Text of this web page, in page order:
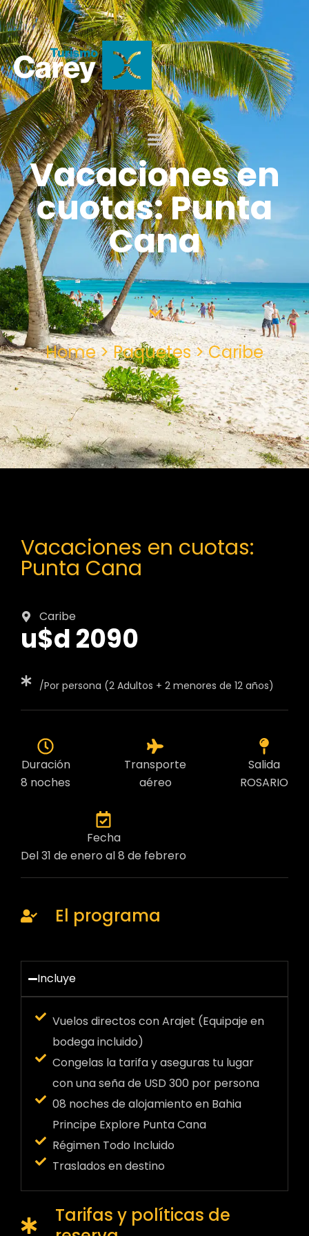
Vacaciones en
cuotas: Punta
Cana
Home > Paquetes > Caribe
Vacaciones en cuotas:
Punta Cana
Caribe
u$d 2090
/Por persona (2 Adultos + 2 menores de 12 años)
Duración
8 noches
Transporte
aéreo
Salida
ROSARIO
Fecha
Del 31 de enero al 8 de febrero
El programa
Incluye
Vuelos directos con Arajet (Equipaje en
bodega incluido)
Congelas la tarifa y aseguras tu lugar
con una seña de USD 300 por persona
08 noches de alojamiento en Bahia
Principe Explore Punta Cana
Régimen Todo Incluido
Traslados en destino
Tarifas y políticas de